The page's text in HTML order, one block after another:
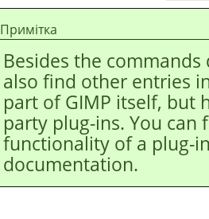
Примітка
Besides the
also find other entries
part ofGIMP itself, but
party plug-ins. You
functionality of a plug-
documentation.